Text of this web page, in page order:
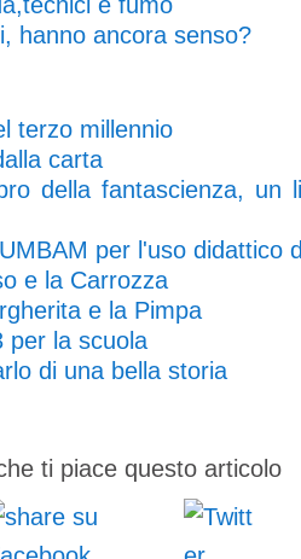
hanno ancora senso?
terzo millennio
carta
della fantascienza, un
per l'uso didattico
e la Carrozza
e la Pimpa
per la scuola
di una bella storia
ti piace questo articolo